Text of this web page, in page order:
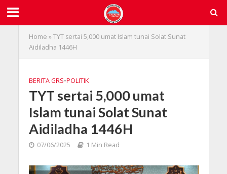
Home »TYT sertai 5,000 umat Islam tunai Solat Sunat
Aidiladha 1446H
BERITA GRS•POLITIK
TYT sertai 5,000 umat
Islam tunai Solat Sunat
Aidiladha 1446H
07/06/2025 1 Min Read